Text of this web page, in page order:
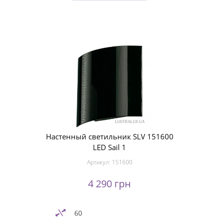
Настенный светильник SLV 151600
LED Sail 1
Артикул: 151600
4 290 грн
60